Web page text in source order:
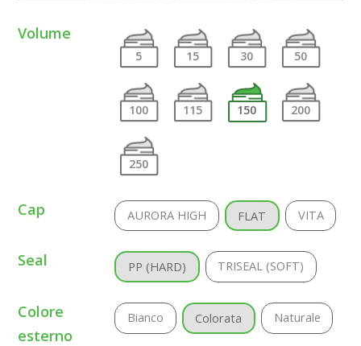
Volume
5 15 30 50
100 115 150 200
250
Cap AURORA HIGH FLAT VITA
Seal PP (HARD) TRISEAL (SOFT)
Colore
esterno
Bianco Colorata Naturale